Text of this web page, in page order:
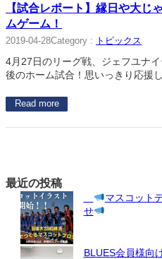
【試合レポート】縁日や大じ
ムゲーム！
2019-04-28Category : トピックス
4月27日のリーグ戦、ジェフユナ
後のホーム試合！思いっきり応援
Read more
最近の投稿
マスコット
せ
BLUES会員様向